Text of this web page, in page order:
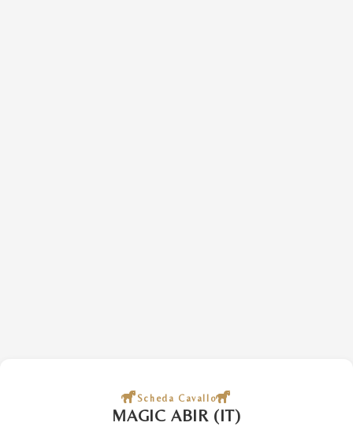
Scheda Cavallo
MAGIC ABIR (IT)